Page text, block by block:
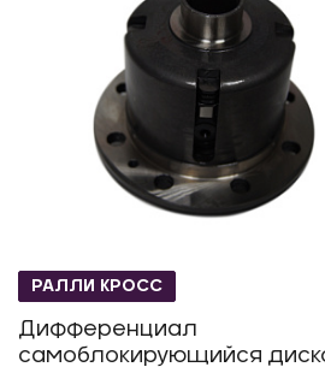
РАЛЛИ КРОСС
Дифференциал
самоблокирующийся